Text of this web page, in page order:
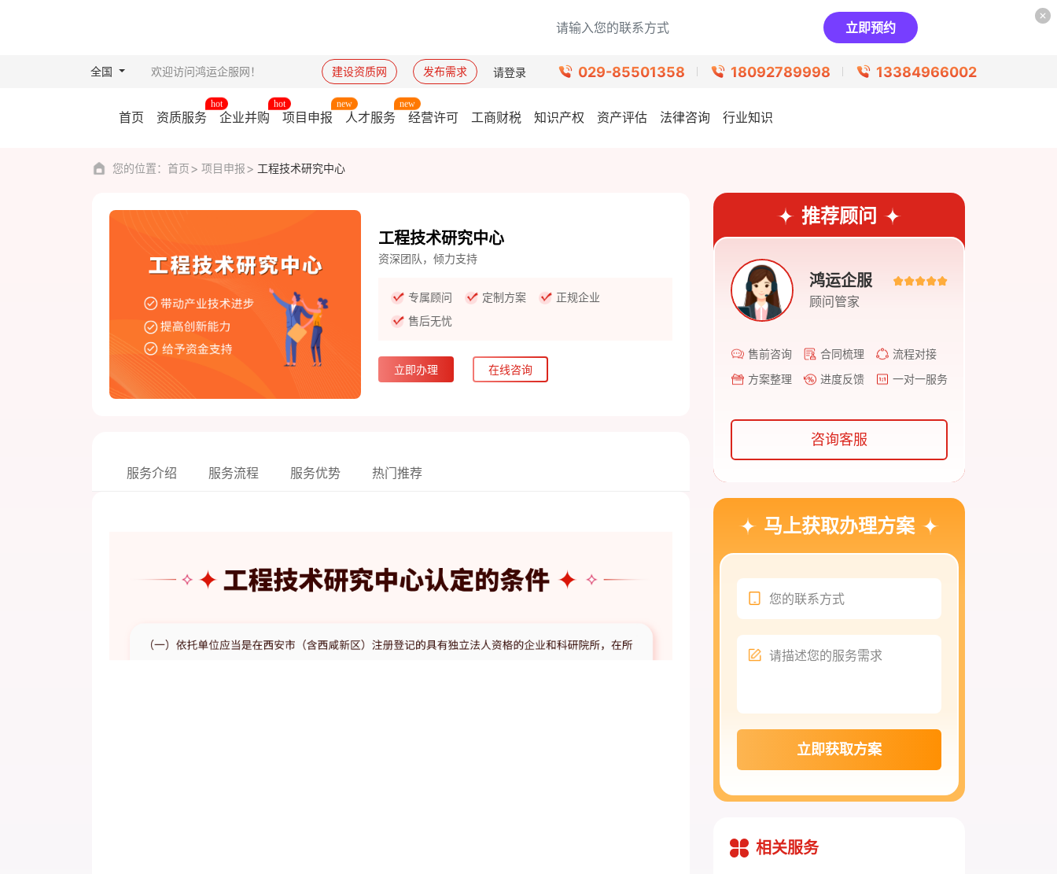
立即预约
全国 欢迎访问鸿运企服网！ 建设资质网 发布需求 请登录 029-85501358 18092789998 13384966002
首页 资质服务 企业并购 项目申报 人才服务 经营许可 工商财税 知识产权 资产评估 法律咨询 行业知识
您的位置： 首页 项目申报 工程技术研究中心
工程技术研究中心
资深团队，倾力支持
专属顾问 定制方案
正规企业
售后无忧
立即办理 在线咨询
服务介绍 服务流程 服务优势 热门推荐
推荐顾问
鸿运企服
顾问管家
售前咨询 合同梳理
流程对接
方案整理
进度反馈 一对一服务
咨询客服
马上获取办理方案
立即获取方案
相关服务